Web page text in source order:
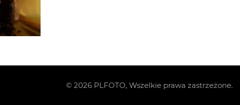
© 2026 PLFOTO, Wszelkie prawa zastrzeżone.